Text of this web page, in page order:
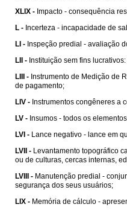
XLIX - Impacto - consequência
L - Incerteza - incapacidade de
LI - Inspeção predial - avaliação
LII - Instituição sem fins
LIII - Instrumento de Medição de
de pagamento;
LIV - Instrumentos congêneres a
LV - Insumos - todos os
LVI - Lance negativo - lance em
LVII - Levantamento topográfico
ou de culturas, cercas internas,
LVIII - Manutenção predial -
segurança dos seus usuários;
LIX - Memória de cálculo -